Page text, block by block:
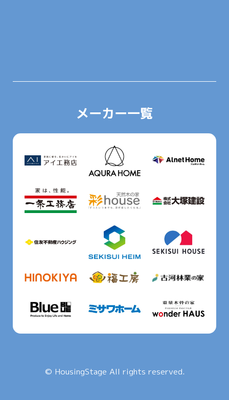
メーカー一覧
© HousingStage All rights reserved.